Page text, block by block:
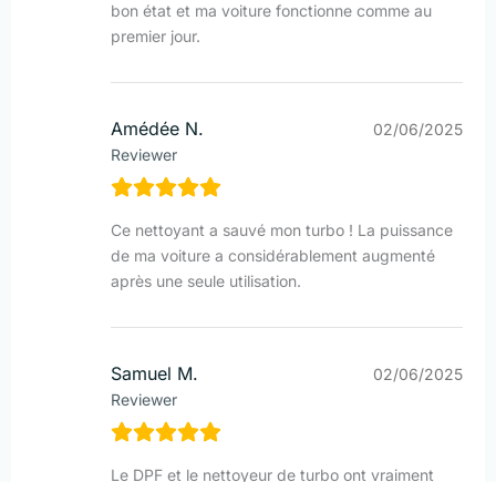
bon état et ma voiture fonctionne comme au
premier jour.
Amédée N.
Reviewer
02/06/2025
Ce nettoyant a sauvé mon turbo ! La puissance
de ma voiture a considérablement augmenté
après une seule utilisation.
Samuel M.
Reviewer
02/06/2025
Le DPF et le nettoyeur de turbo ont vraiment